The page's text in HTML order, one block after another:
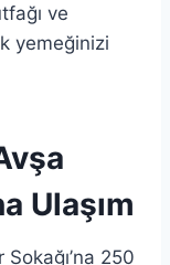
ve
yemeğinizi
Ulaşım
250